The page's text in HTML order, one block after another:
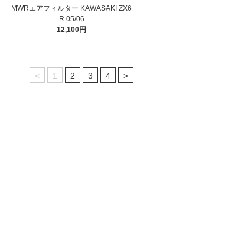
MWRエアフィルター KAWASAKI ZX6
R 05/06
12,100円
< 1 2 3 4 >